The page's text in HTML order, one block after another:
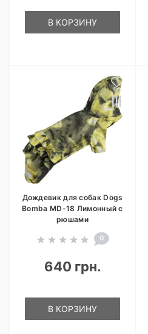
В КОРЗИНУ
Дождевик для собак Dogs
Bomba MD-18 Лимонный с
рюшами
0
640 грн.
В КОРЗИНУ